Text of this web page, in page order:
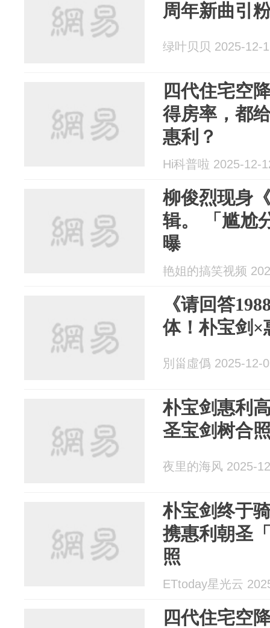
周年新曲引
绿叶贝贝 2025-12-
四代住宅空
得房率，都
惠利？
Hi科普啦 2025-12-
柳俊烈现身
辑。 「尴尬
曝
艳姐的搞笑视频
《请回答
体！朴宝剑×
別甾虛僞 2025-12-
朴宝剑惠利
圣宝剑树合
夜里的海风 2025-
朴宝剑终于
携惠利朝圣
照
ETtoday星光云
四代住宅空